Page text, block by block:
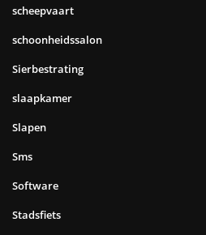
scheepvaart
schoonheidssalon
Sierbestrating
slaapkamer
Slapen
Sms
Software
Stadsfiets